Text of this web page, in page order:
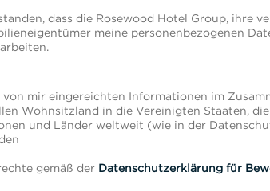
dass die Rosewood Hotel Group, ihre
meine personenbezogenen
von mir eingereichten Informationen im
Wohnsitzland in die Vereinigten Staaten,
und Länder weltweit (wie in der
gemäß der Datenschutzerklärung für